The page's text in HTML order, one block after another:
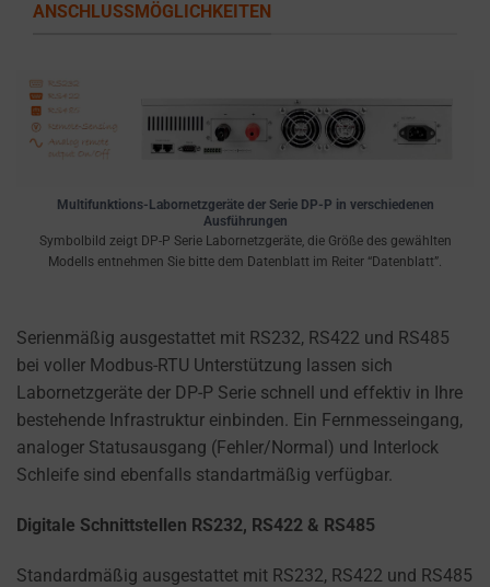
ANSCHLUSSMÖGLICHKEITEN
Multifunktions-Labornetzgeräte der Serie DP-P in verschiedenen
Ausführungen
Symbolbild zeigt DP-P Serie Labornetzgeräte, die Größe des gewählten
Modells entnehmen Sie bitte dem Datenblatt im Reiter “Datenblatt”.
Serienmäßig ausgestattet mit RS232, RS422 und RS485
bei voller Modbus-RTU Unterstützung lassen sich
Labornetzgeräte der DP-P Serie schnell und effektiv in Ihre
bestehende Infrastruktur einbinden. Ein Fernmesseingang,
analoger Statusausgang (Fehler/Normal) und Interlock
Schleife sind ebenfalls standartmäßig verfügbar.
Digitale Schnittstellen RS232, RS422 & RS485
Standardmäßig ausgestattet mit RS232, RS422 und RS485